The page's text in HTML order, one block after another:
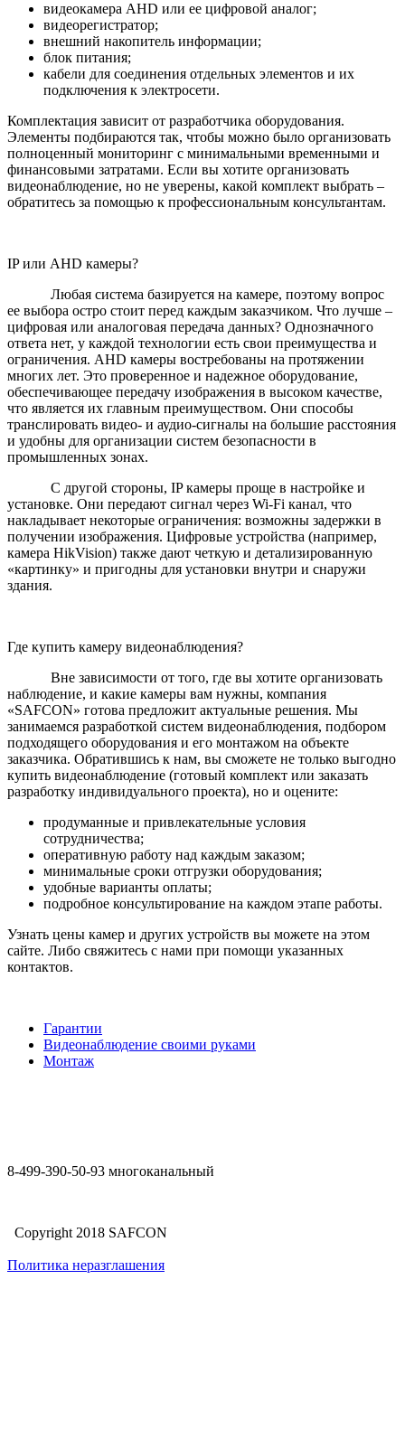
видеокамера AHD или ее цифровой аналог;
видеорегистратор;
внешний накопитель информации;
блок питания;
кабели для соединения отдельных элементов и их
подключения к электросети.
Комплектация зависит от разработчика оборудования.
Элементы подбираются так, чтобы можно было организовать
полноценный мониторинг с минимальными временными и
финансовыми затратами. Если вы хотите организовать
видеонаблюдение, но не уверены, какой комплект выбрать –
обратитесь за помощью к профессиональным консультантам.
IP или AHD камеры?
Любая система базируется на камере, поэтому вопрос
ее выбора остро стоит перед каждым заказчиком. Что лучше –
цифровая или аналоговая передача данных? Однозначного
ответа нет, у каждой технологии есть свои преимущества и
ограничения. AHD камеры востребованы на протяжении
многих лет. Это проверенное и надежное оборудование,
обеспечивающее передачу изображения в высоком качестве,
что является их главным преимуществом. Они способы
транслировать видео- и аудио-сигналы на большие расстояния
и удобны для организации систем безопасности в
промышленных зонах.
С другой стороны, IP камеры проще в настройке и
установке. Они передают сигнал через Wi-Fi канал, что
накладывает некоторые ограничения: возможны задержки в
получении изображения. Цифровые устройства (например,
камера HikVision) также дают четкую и детализированную
«картинку» и пригодны для установки внутри и снаружи
здания.
Где купить камеру видеонаблюдения?
Вне зависимости от того, где вы хотите организовать
наблюдение, и какие камеры вам нужны, компания
«SAFCON» готова предложит актуальные решения. Мы
занимаемся разработкой систем видеонаблюдения, подбором
подходящего оборудования и его монтажом на объекте
заказчика. Обратившись к нам, вы сможете не только выгодно
купить видеонаблюдение (готовый комплект или заказать
разработку индивидуального проекта), но и оцените:
продуманные и привлекательные условия
сотрудничества;
оперативную работу над каждым заказом;
минимальные сроки отгрузки оборудования;
удобные варианты оплаты;
подробное консультирование на каждом этапе работы.
Узнать цены камер и других устройств вы можете на этом
сайте. Либо свяжитесь с нами при помощи указанных
контактов.
Гарантии
Видеонаблюдение своими руками
Монтаж
8-499-390-50-93 многоканальный
Copyright 2018 SAFCON
Политика неразглашения